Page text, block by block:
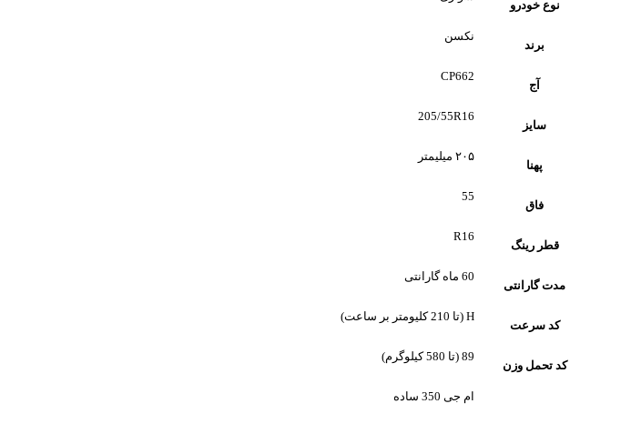
نوع خودرو
برند
نکسن
آج
CP662
سایز
205/55R16
پهنا
۲۰۵ میلیمتر
فاق
55
قطر رینگ
R16
مدت گارانتی
60 ماه گارانتی
کد سرعت
H (تا 210 کلیومتر بر ساعت)
کد تحمل وزن
89 (تا 580 کیلوگرم)
ام جی 350 ساده